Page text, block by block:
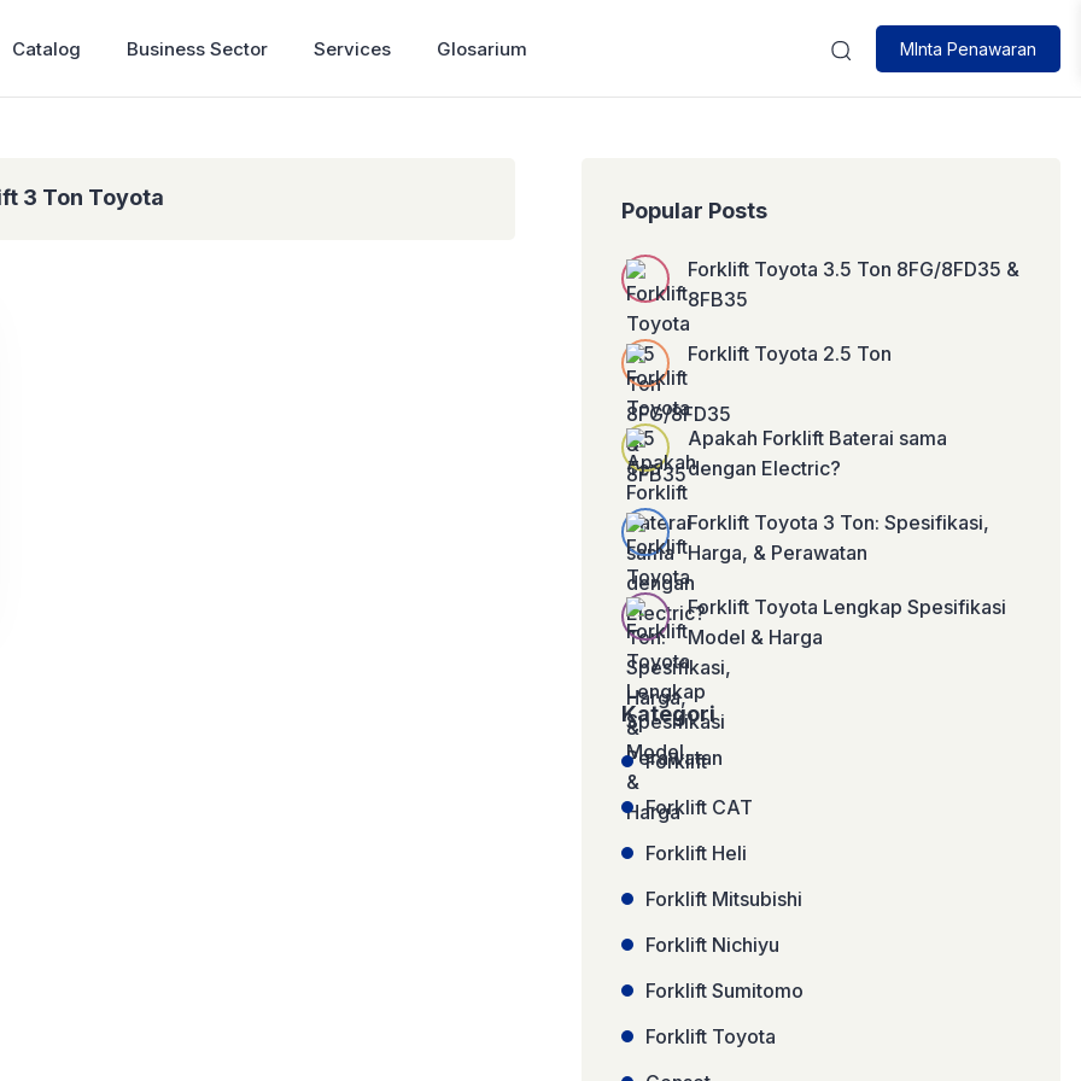
MInta Penawaran
Catalog Business Sector Services Glosarium
3 Ton Toyota
Popular Posts
Forklift Toyota 3.5 Ton 8FG/8FD35 &
8FB35
Forklift Toyota 2.5 Ton
Apakah Forklift Baterai sama
dengan Electric?
Forklift Toyota 3 Ton: Spesifikasi,
Harga, & Perawatan
Forklift Toyota Lengkap Spesifikasi
Model & Harga
Kategori
Forklift
Forklift CAT
Forklift Heli
Forklift Mitsubishi
Forklift Nichiyu
Forklift Sumitomo
Forklift Toyota